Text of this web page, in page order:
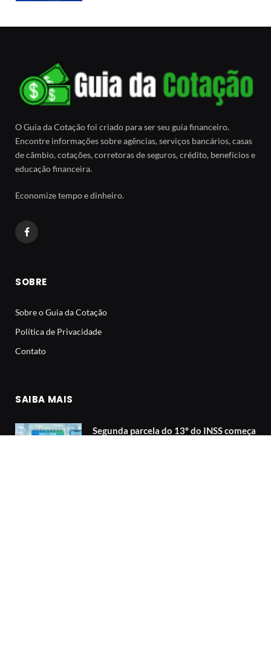
O Guia da Cotação foi criado para ser seu guia financeiro.
Encontre informações sobre agências, serviços bancários, casas
de câmbio, cotações, corretoras de seguros, crédito, benefícios e
educação financeira.
Economize tempo e dinheiro.
Facebook
SOBRE
Sobre o Guia da Cotação
Política de Privacidade
Contato
SAIBA MAIS
Segunda parcela do 13º do INSS começa